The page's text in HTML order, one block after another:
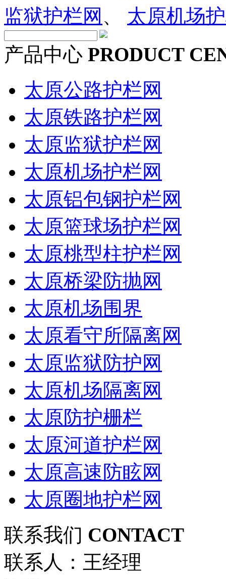
监狱护栏网 、 太原机场
产品中心 PRODUCT
太原公路护栏网
太原铁路护栏网
太原监狱护栏网
太原机场护栏网
太原铝包钢护栏网
太原篮球场护栏网
太原桃型柱护栏网
太原桥梁防抛网
太原机场围界
太原看守所隔离网
太原监狱防护网
太原机场隔离网
太原防护栅栏
太原河道护栏网
太原高速防眩网
太原圈地护栏网
联系我们 CONTACT
联系人：王经理